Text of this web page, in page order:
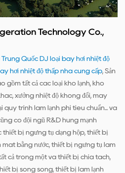
Technology Co.,
Trung Quốc DJ loại bay hơi nhiệt độ
hơi nhiệt độ thấp nhà cung cấp, Sản
gồm tất cả các loại kho lạnh, kho
xưởng nhiệt độ không đổi, máy
quy trình làm lạnh phi tiêu chuẩn... và
có đội ngũ R&D hùng mạnh
thiết bị ngưng tụ dạng hộp, thiết bị
bằng nước, thiết bị ngưng tụ làm
cả trong một và thiết bị chia tách,
bị song song, thiết bị làm lạnh